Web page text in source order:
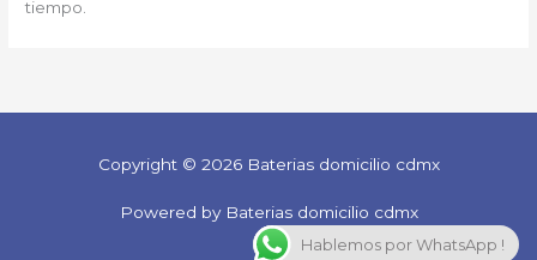
tiempo.
Copyright © 2026 Baterias domicilio cdmx
Powered by Baterias domicilio cdmx
Hablemos por WhatsApp !